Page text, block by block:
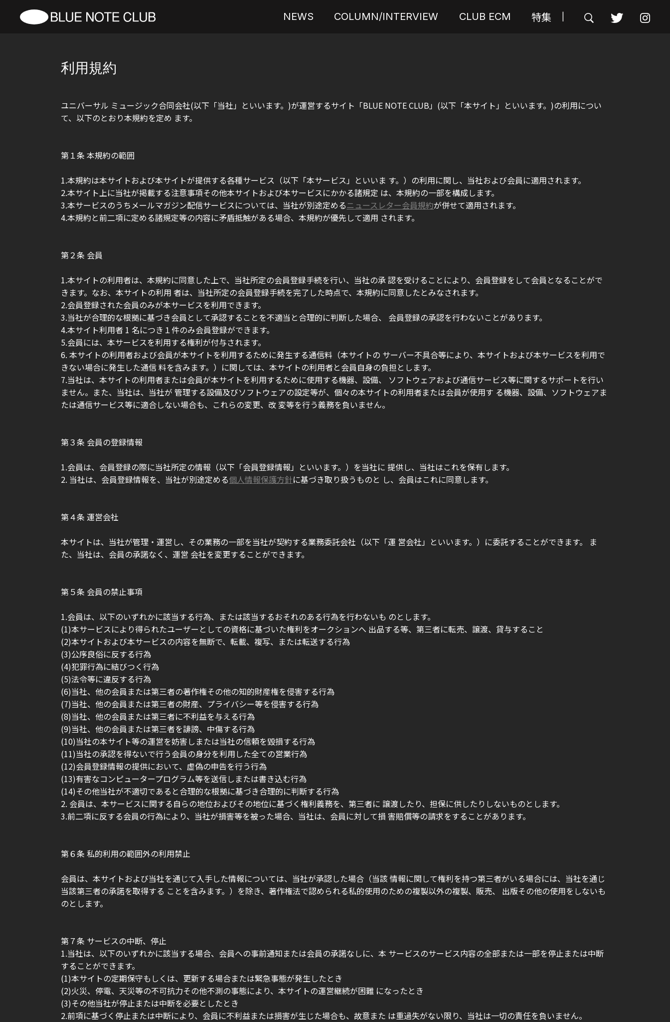
NEWS COLUMN/INTERVIEW CLUB ECM 特集
利用規約
ユニバーサル ミュージック合同会社(以下「当社」といいます。)が運営するサイト「BLUE NOTE CLUB」(以下「本サイト」といいます。)の利用につい
て、以下のとおり本規約を定め ます。
第１条 本規約の範囲
1.本規約は本サイトおよび本サイトが提供する各種サービス（以下「本サービス」といいま す。）の利用に関し、当社および会員に適用されます。
2.本サイト上に当社が掲載する注意事項その他本サイトおよび本サービスにかかる諸規定 は、本規約の一部を構成します。
3.本サービスのうちメールマガジン配信サービスについては、当社が別途定めるニュースレター会員規約が併せて適用されます。
4.本規約と前二項に定める諸規定等の内容に矛盾抵触がある場合、本規約が優先して適用 されます。
第２条 会員
1.本サイトの利用者は、本規約に同意した上で、当社所定の会員登録手続を行い、当社の承 認を受けることにより、会員登録をして会員となることがで
きます。なお、本サイトの利用 者は、当社所定の会員登録手続を完了した時点で、本規約に同意したとみなされます。
2.会員登録された会員のみが本サービスを利用できます。
3.当社が合理的な根拠に基づき会員として承認することを不適当と合理的に判断した場合、 会員登録の承認を行わないことがあります。
4.本サイト利用者 1 名につき１件のみ会員登録ができます。
5.会員には、本サービスを利用する権利が付与されます。
6. 本サイトの利用者および会員が本サイトを利用するために発生する通信料（本サイトの サーバー不具合等により、本サイトおよび本サービスを利用で
きない場合に発生した通信 料を含みます。）に関しては、本サイトの利用者と会員自身の負担とします。
7.当社は、本サイトの利用者または会員が本サイトを利用するために使用する機器、設備、 ソフトウェアおよび通信サービス等に関するサポートを行い
ません。また、当社は、当社が 管理する設備及びソフトウェアの設定等が、個々の本サイトの利用者または会員が使用す る機器、設備、ソフトウェアま
たは通信サービス等に適合しない場合も、これらの変更、改 変等を行う義務を負いません。
第３条 会員の登録情報
1.会員は、会員登録の際に当社所定の情報（以下「会員登録情報」といいます。）を当社に 提供し、当社はこれを保有します。
2. 当社は、会員登録情報を、当社が別途定める個人情報保護方針に基づき取り扱うものと し、会員はこれに同意します。
第４条 運営会社
本サイトは、当社が管理・運営し、その業務の一部を当社が契約する業務委託会社（以下「運 営会社」といいます。）に委託することができます。 ま
た、当社は、会員の承諾なく、運営 会社を変更することができます。
第５条 会員の禁止事項
1.会員は、以下のいずれかに該当する行為、または該当するおそれのある行為を行わないも のとします。
(1)本サービスにより得られたユーザーとしての資格に基づいた権利をオークションへ 出品する等、第三者に転売、譲渡、貸与すること
(2)本サイトおよび本サービスの内容を無断で、転載、複写、または転送する行為
(3)公序良俗に反する行為
(4)犯罪行為に結びつく行為
(5)法令等に違反する行為
(6)当社、他の会員または第三者の著作権その他の知的財産権を侵害する行為
(7)当社、他の会員または第三者の財産、プライバシー等を侵害する行為
(8)当社、他の会員または第三者に不利益を与える行為
(9)当社、他の会員または第三者を誹謗、中傷する行為
(10)当社の本サイト等の運営を妨害しまたは当社の信頼を毀損する行為
(11)当社の承認を得ないで行う会員の身分を利用した全ての営業行為
(12)会員登録情報の提供において、虚偽の申告を行う行為
(13)有害なコンピュータープログラム等を送信しまたは書き込む行為
(14)その他当社が不適切であると合理的な根拠に基づき合理的に判断する行為
2. 会員は、本サービスに関する自らの地位およびその地位に基づく権利義務を、第三者に 譲渡したり、担保に供したりしないものとします。
3.前二項に反する会員の行為により、当社が損害等を被った場合、当社は、会員に対して損 害賠償等の請求をすることがあります。
第６条 私的利用の範囲外の利用禁止
会員は、本サイトおよび当社を通じて入手した情報については、当社が承認した場合（当該 情報に関して権利を持つ第三者がいる場合には、当社を通じ
当該第三者の承諾を取得する ことを含みます。）を除き、著作権法で認められる私的使用のための複製以外の複製、販売、 出版その他の使用をしないも
のとします。
第７条 サービスの中断、停止
1.当社は、以下のいずれかに該当する場合、会員への事前通知または会員の承諾なしに、本 サービスのサービス内容の全部または一部を停止または中断
することができます。
(1)本サイトの定期保守もしくは、更新する場合または緊急事態が発生したとき
(2)火災、停電、天災等の不可抗力その他不測の事態により、本サイトの運営継続が困難 になったとき
(3)その他当社が停止または中断を必要としたとき
2.前項に基づく停止または中断により、会員に不利益または損害が生じた場合も、故意また は重過失がない限り、当社は一切の責任を負いません。